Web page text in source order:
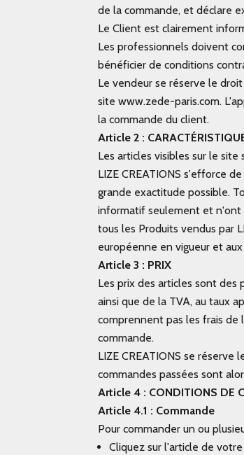
de la commande, et déclare
Le Client est clairement
Les professionnels doivent
bénéficier de conditions
Le vendeur se réserve le
site www.zede-paris.com.
la commande du client.
Article 2 :
Les articles visibles sur le
LIZE CREATIONS s'efforce
grande exactitude possible.
informatif seulement et n'ont
tous les Produits vendus par
européenne en vigueur et
Article 3 : PRIX
Les prix des articles sont
ainsi que de la TVA, au taux
comprennent pas les frais
commande.
LIZE CREATIONS se
commandes passées sont
Article 4 : CONDITIONS DE
Article 4.1 : Commande
Pour commander un ou
Cliquez sur l'article de